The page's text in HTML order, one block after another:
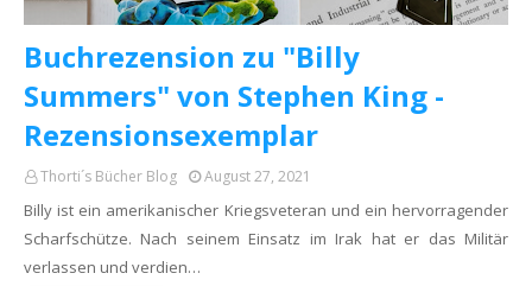
Buchrezension zu "Billy
Summers" von Stephen King -
Rezensionsexemplar
Thorti´s Bücher Blog August 27, 2021
Billy ist ein amerikanischer Kriegsveteran und ein hervorragender
Scharfschütze. Nach seinem Einsatz im Irak hat er das Militär
verlassen und verdien…